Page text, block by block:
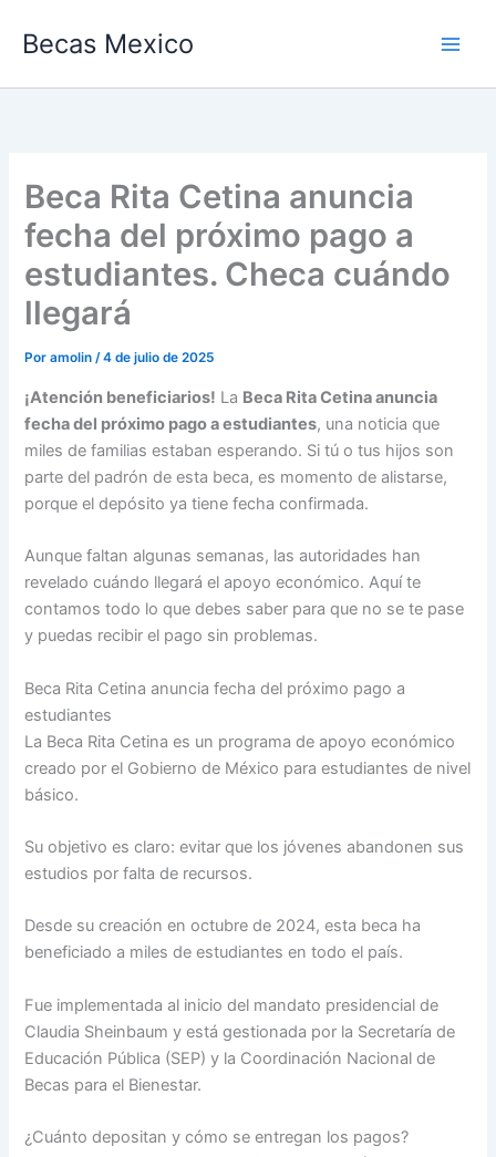
Becas Mexico
Beca Rita Cetina anuncia
fecha del próximo pago a
estudiantes. Checa cuándo
llegará
Poramolin/4 de julio de 2025
¡Atención beneficiarios! La Beca Rita Cetina anuncia
fecha del próximo pago a estudiantes, una noticia que
miles de familias estaban esperando. Si tú o tus hijos son
parte del padrón de esta beca, es momento de alistarse,
porque el depósito ya tiene fecha confirmada.
Aunque faltan algunas semanas, las autoridades han
revelado cuándo llegará el apoyo económico. Aquí te
contamos todo lo que debes saber para que no se te pase
y puedas recibir el pago sin problemas.
Beca Rita Cetina anuncia fecha del próximo pago a
estudiantes
La Beca Rita Cetina es un programa de apoyo económico
creado por el Gobierno de México para estudiantes de nivel
básico.
Su objetivo es claro: evitar que los jóvenes abandonen sus
estudios por falta de recursos.
Desde su creación en octubre de 2024, esta beca ha
beneficiado a miles de estudiantes en todo el país.
Fue implementada al inicio del mandato presidencial de
Claudia Sheinbaum y está gestionada por la Secretaría de
Educación Pública (SEP) y la Coordinación Nacional de
Becas para el Bienestar.
¿Cuánto depositan y cómo se entregan los pagos?